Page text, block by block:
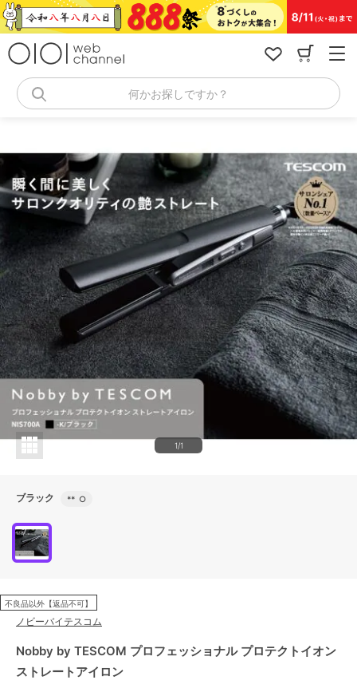
コ
ン
プ
何かお探しですか？
1/1
ブラック ** ○
不良品以外【返品不可】
ノビーバイテスコム
Nobby by TESCOM プロフェッショナル プロテクトイオン
ストレートアイロン